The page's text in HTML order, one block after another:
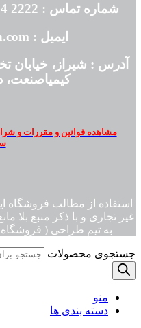
شماره تماس : 2222 224 0713 - 2232 224 0917
ایمیل : admin@sarviran.com
آدرس : شیراز، خیابان
کیمیاصنعت،
مشاهده قوانین و مقررات و
استفاده از مطالب فروشگاه
غیر تجاری و با ذکر منبع بلا
به تیم طراحی ( فروشگاه
جستجوی محصولات
منو
دسته بندی ها